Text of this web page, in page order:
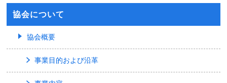
協会について
協会概要
事業目的および沿革